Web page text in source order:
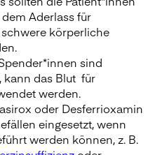
Aderlass für
körperliche
sind
kann das Blut für
werden.
oder Desferrioxamin
eingesetzt, wenn
werden können, z. B.